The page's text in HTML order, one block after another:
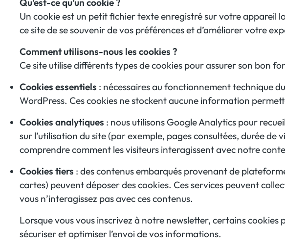
Qu’est-ce qu’un cookie ?
Un cookie est un petit fichier texte enregistré sur votre appareil
ce site de se souvenir de vos préférences et d’améliorer votre
Comment utilisons-nous les cookies ?
Ce site utilise différents types de cookies pour assurer son bon
Cookies essentiels : nécessaires au fonctionnement technique
WordPress. Ces cookies ne stockent aucune information
Cookies analytiques : nous utilisons Google Analytics pour
sur l’utilisation du site (par exemple, pages consultées, durée de
comprendre comment les visiteurs interagissent avec notre
Cookies tiers : des contenus embarqués provenant de
cartes) peuvent déposer des cookies. Ces services peuvent
vous n’interagissez pas avec ces contenus.
Lorsque vous vous inscrivez à notre newsletter, certains
sécuriser et optimiser l’envoi de vos informations.